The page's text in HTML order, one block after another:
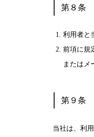
第８条
利用者と
前項に規
またはメ
第９条
当社は、利